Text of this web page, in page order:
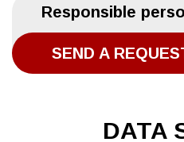
Responsible
SEND A
DATA